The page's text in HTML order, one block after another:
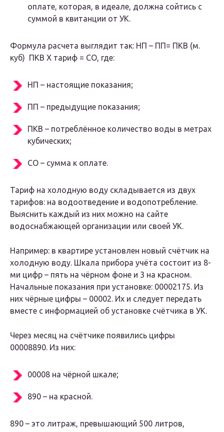
оплате, которая, в идеале, должна сойтись с
суммой в квитанции от УК.
Формула расчета выглядит так: НП – ПП= ПКВ (м.
куб) ПКВ Х тариф = СО, где:
НП – настоящие показания;
ПП – предыдущие показания;
ПКВ – потреблённое количество воды в метрах
кубических;
СО – сумма к оплате.
Тариф на холодную воду складывается из двух
тарифов: на водоотведение и водопотребление.
Выяснить каждый из них можно на сайте
водоснабжающей организации или своей УК.
Например: в квартире установлен новый счётчик на
холодную воду. Шкала прибора учёта состоит из 8-
ми цифр – пять на чёрном фоне и 3 на красном.
Начальные показания при установке: 00002175. Из
них чёрные цифры – 00002. Их и следует передать
вместе с информацией об установке счётчика в УК.
Через месяц на счётчике появились цифры
00008890. Из них:
00008 на чёрной шкале;
890 – на красной.
890 – это литраж, превышающий 500 литров,